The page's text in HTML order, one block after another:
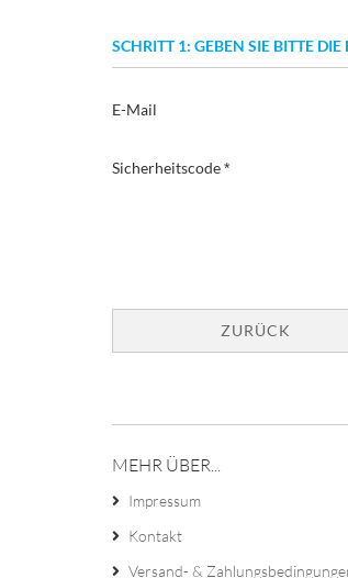
SCHRITT 1: GEBEN SIE BITTE
E-Mail
Sicherheitscode
ZURÜCK
MEHR ÜBER...
Impressum
Kontakt
Versand- &